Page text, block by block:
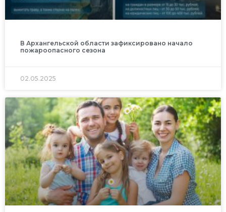
В Архангельской области зафиксировано начало
пожароопасного сезона
02.05.2025